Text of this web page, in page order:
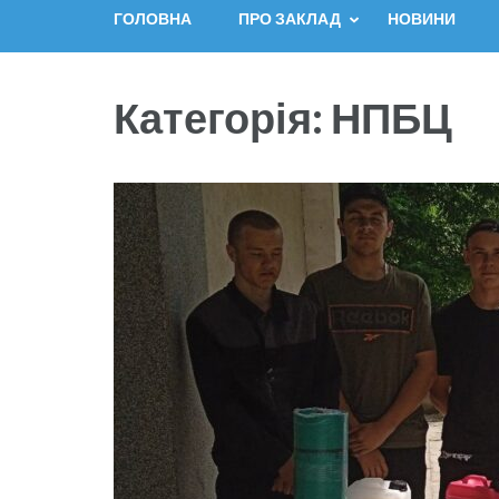
ГОЛОВНА ПРО ЗАКЛАД НОВИНИ
Категорія: НПБЦ